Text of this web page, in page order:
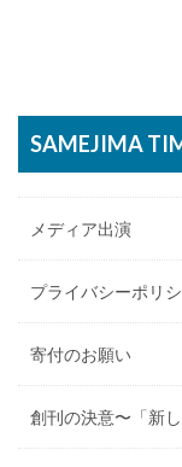
SAMEJIMA
メディア出演
プライバシーポリ
寄付のお願い
創刊の決意〜「新